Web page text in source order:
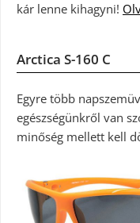
kár lenne kihagyni!
Arctica S-160 C
Egyre több
egészségünkről van
minőség mellett kell